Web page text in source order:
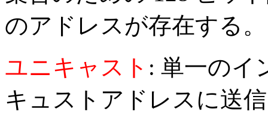
のアドレスが存在する。
ユニキャスト : 単一のイ
キュストアドレスに送